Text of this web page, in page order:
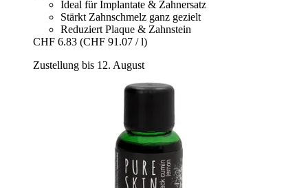
Ideal für Implantate & Zahnersatz
Stärkt Zahnschmelz ganz gezielt
Reduziert Plaque & Zahnstein
CHF 6.83 (CHF 91.07 / l)
Zustellung bis 12. August